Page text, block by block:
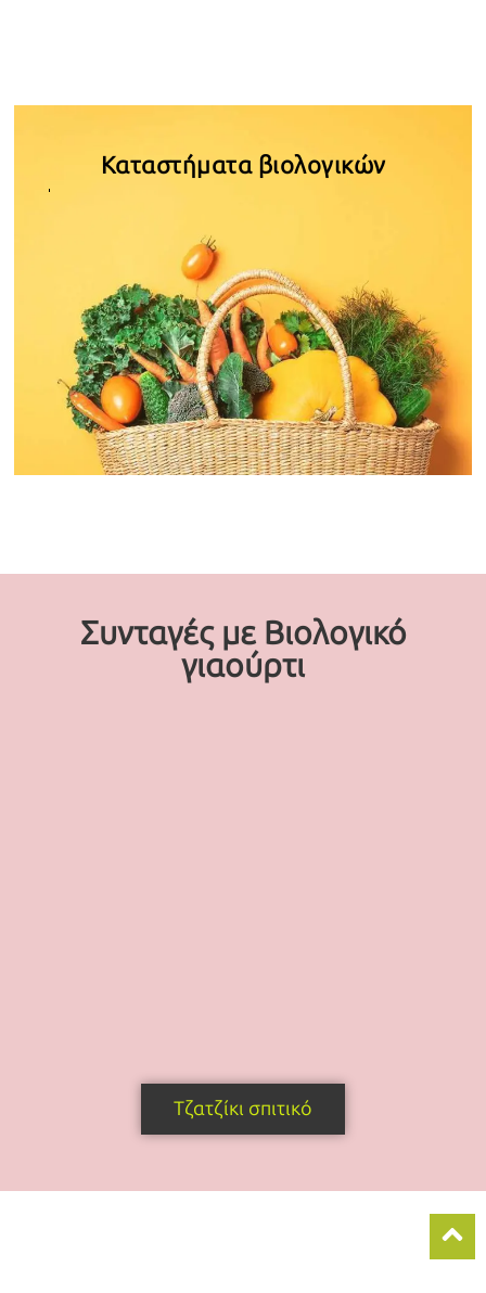
Καταστήματα βιολογικών
Συνταγές με Βιολογικό
γιαούρτι
Τζατζίκι σπιτικό